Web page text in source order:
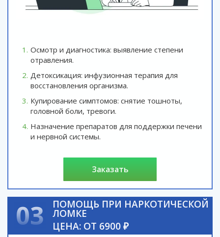
Осмотр и диагностика: выявление степени
отравления.
Детоксикация: инфузионная терапия для
восстановления организма.
Купирование симптомов: снятие тошноты,
головной боли, тревоги.
Назначение препаратов для поддержки печени
и нервной системы.
заказать
03 ПОМОЩЬ ПРИ НАРКОТИЧЕСКОЙ
ЛОМКЕ
ЦЕНА: ОТ 6900 ₽